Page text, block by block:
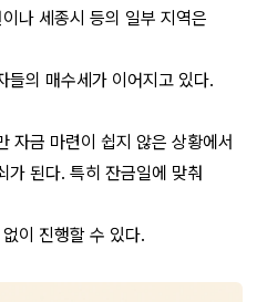
나 세종시 등의 일부 지역은
들의 매수세가 이어지고 있다.
자금 마련이 쉽지 않은 상황에서
가 된다. 특히 잔금일에 맞춰
이 진행할 수 있다.